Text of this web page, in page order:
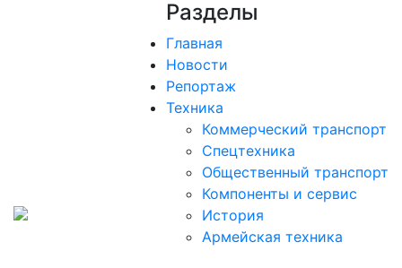
Разделы
Главная
Новости
Репортаж
Техника
Коммерческий транспорт
Спецтехника
Общественный транспорт
Компоненты и сервис
История
Армейская техника